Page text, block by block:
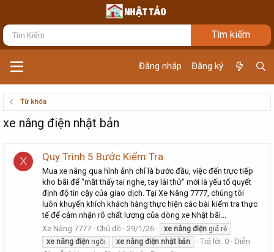
Đăng nhập Đăng ký
Từ khóa
xe nâng điện nhật bản
X Quy Trình 5 Bước Kiểm Tra
Mua xe nâng qua hình ảnh chỉ là bước đầu, việc đến trực tiếp
kho bãi để "mắt thấy tai nghe, tay lái thử" mới là yếu tố quyết
định độ tin cậy của giao dịch. Tại Xe Nâng 7777, chúng tôi
luôn khuyến khích khách hàng thực hiện các bài kiểm tra thực
tế để cảm nhận rõ chất lượng của dòng xe Nhật bãi...
Xe Nâng 7777
Chủ đề 29/1/26 xe nâng điện giá rẻ
xe nâng điện ngồi xe nâng điện nhật bản Trả lời: 0
Diễn